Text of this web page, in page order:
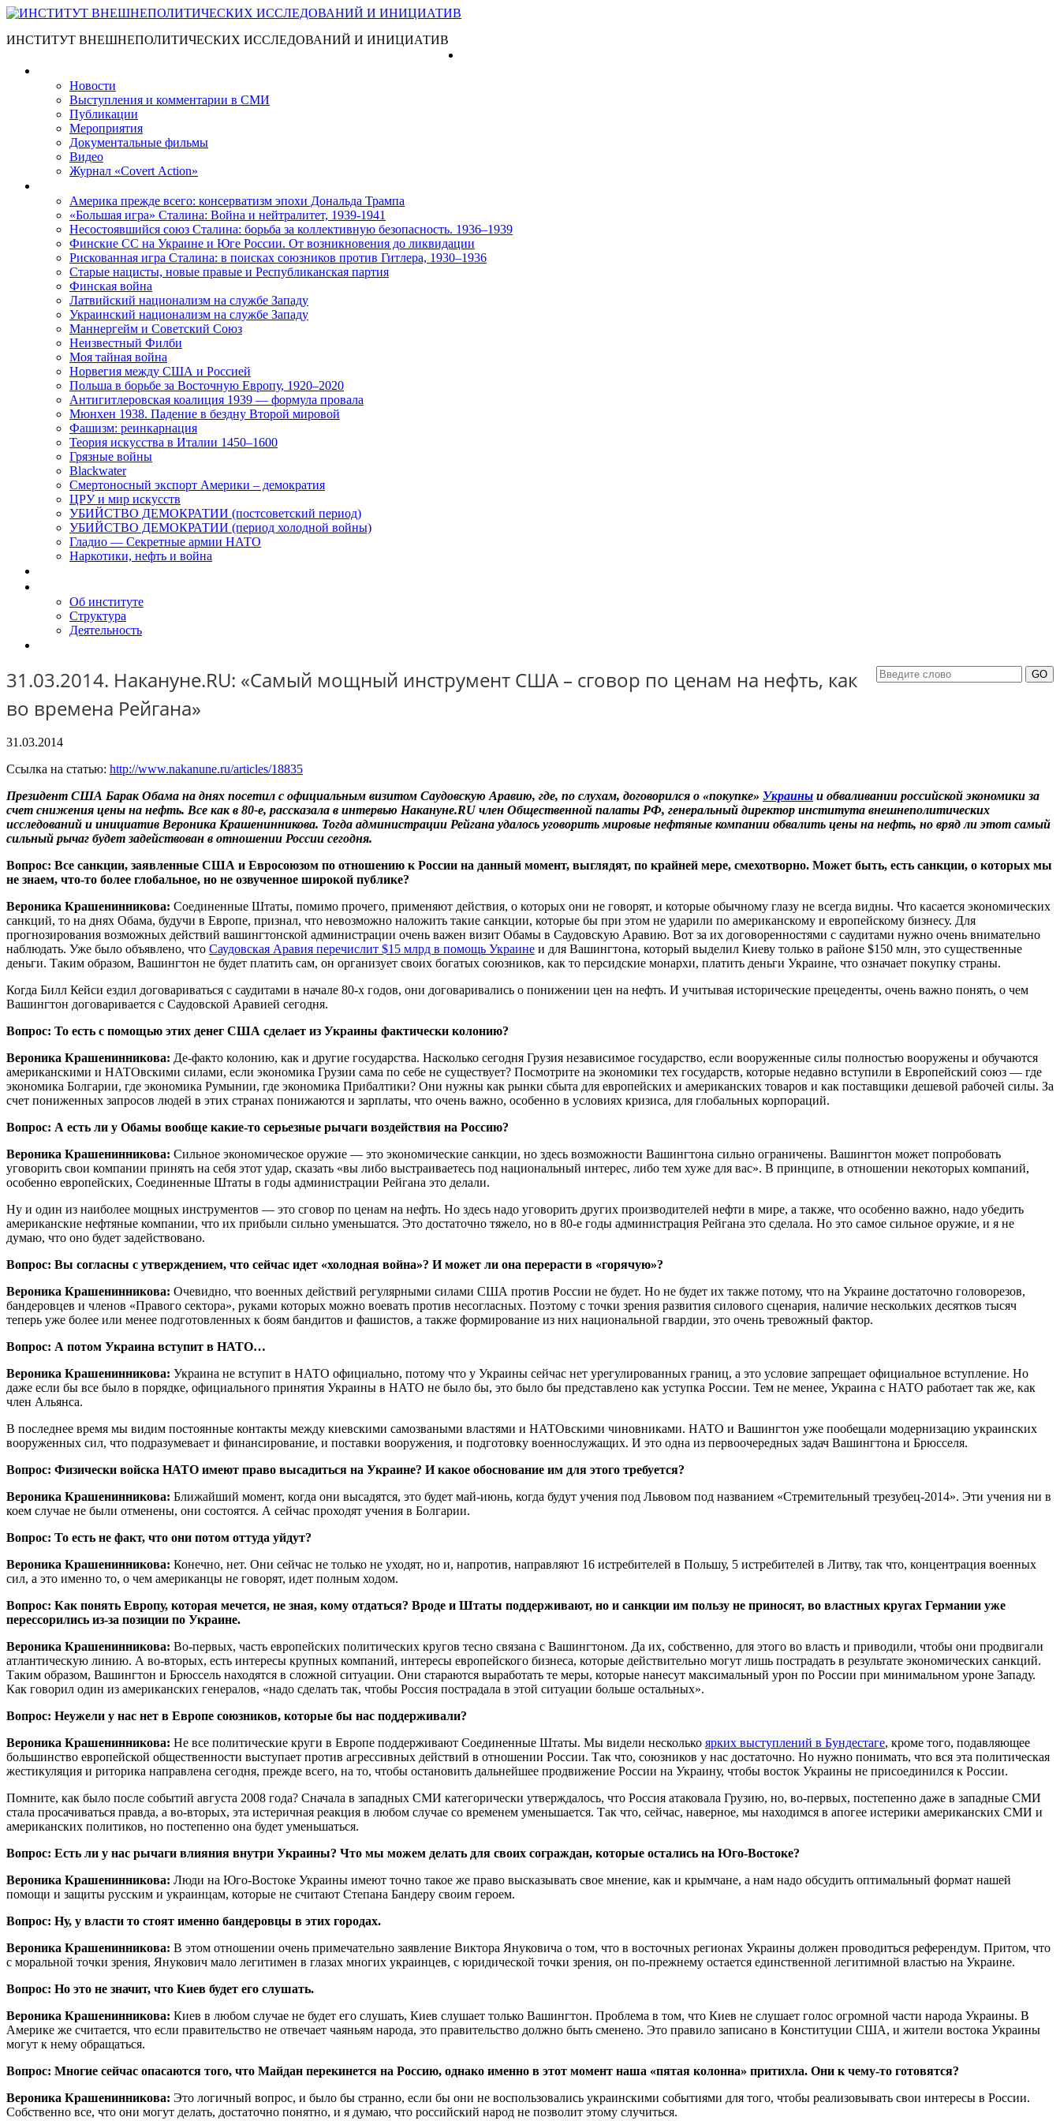
ИНСТИТУТ ВНЕШНЕПОЛИТИЧЕСКИХ ИССЛЕДОВАНИЙ И ИНИЦИАТИВ
Новости
Выступления и коммента­рии в СМИ
Публикации
Мероприятия
Документальные фильмы
Видео
Журнал «Covert Action»
Америка прежде всего: консерватизм эпохи Дональда Трампа
«Большая игра» Сталина: Война и нейтралитет, 1939-1941
Несостоявшийся союз Сталина: борьба за коллективную безопасность. 1936–1939
Финские СС на Украине и Юге России. От возникновения до ликвидации
Рискованная игра Сталина: в поисках союзников против Гитлера, 1930–1936
Старые нацисты, новые правые и Республиканская партия
Финская война
Латвийский национализм на службе Западу
Украинский национализм на службе Западу
Маннергейм и Советский Союз
Неизвестный Филби
Моя тайная война
Норвегия между США и Россией
Польша в борьбе за Восточную Европу, 1920–2020
Антигитлеровская коалиция 1939 — формула провала
Мюнхен 1938. Падение в бездну Второй мировой
Фашизм: реинкарнация
Теория искусства в Италии 1450–1600
Грязные войны
Blackwater
Смертоносный экспорт Америки – демократия
ЦРУ и мир искусств
УБИЙСТВО ДЕМОКРАТИИ (постсоветский период)
УБИЙСТВО ДЕМОКРАТИИ (период холодной войны)
Гладио — Секретные армии НАТО
Наркотики, нефть и война
Об институте
Структура
Деятельность
31.03.2014. Накануне.RU: «Самый мощный инструмент США – сговор по ценам на нефть, как
во времена Рейгана»
31.03.2014
Ссылка на статью: http://www.nakanune.ru/articles/18835
Президент США Барак Обама на днях посетил с официальным визитом Саудовскую Аравию, где, по слухам, договорился о «покупке» Украины и обваливании российской экономики за
счет снижения цены на нефть. Все как в 80-е, рассказала в интервью Накануне.RU член Общественной палаты РФ, генеральный директор института внешнеполитических
исследований и инициатив Вероника Крашенинникова. Тогда администрации Рейгана удалось уговорить мировые нефтяные компании обвалить цены на нефть, но вряд ли этот самый
сильный рычаг будет задействован в отношении России сегодня.
Вопрос: Все санкции, заявленные США и Евросоюзом по отношению к России на данный момент, выглядят, по крайней мере, смехотворно. Может быть, есть санкции, о которых мы
не знаем, что-то более глобальное, но не озвученное широкой публике?
Вероника Крашенинникова: Соединенные Штаты, помимо прочего, применяют действия, о которых они не говорят, и которые обычному глазу не всегда видны. Что касается экономических
санкций, то на днях Обама, будучи в Европе, признал, что невозможно наложить такие санкции, которые бы при этом не ударили по американскому и европейскому бизнесу. Для
прогнозирования возможных действий вашингтонской администрации очень важен визит Обамы в Саудовскую Аравию. Вот за их договоренностями с саудитами нужно очень внимательно
наблюдать. Уже было объявлено, что Саудовская Аравия перечислит $15 млрд в помощь Украине и для Вашингтона, который выделил Киеву только в районе $150 млн, это существенные
деньги. Таким образом, Вашингтон не будет платить сам, он организует своих богатых союзников, как то персидские монархи, платить деньги Украине, что означает покупку страны.
Когда Билл Кейси ездил договариваться с саудитами в начале 80-х годов, они договаривались о понижении цен на нефть. И учитывая исторические прецеденты, очень важно понять, о чем
Вашингтон договаривается с Саудовской Аравией сегодня.
Вопрос: То есть с помощью этих денег США сделает из Украины фактически колонию?
Вероника Крашенинникова: Де-факто колонию, как и другие государства. Насколько сегодня Грузия независимое государство, если вооруженные силы полностью вооружены и обучаются
американскими и НАТОвскими силами, если экономика Грузии сама по себе не существует? Посмотрите на экономики тех государств, которые недавно вступили в Европейский союз — где
экономика Болгарии, где экономика Румынии, где экономика Прибалтики? Они нужны как рынки сбыта для европейских и американских товаров и как поставщики дешевой рабочей силы. За
счет пониженных запросов людей в этих странах понижаются и зарплаты, что очень важно, особенно в условиях кризиса, для глобальных корпораций.
Вопрос: А есть ли у Обамы вообще какие-то серьезные рычаги воздействия на Россию?
Вероника Крашенинникова: Сильное экономическое оружие — это экономические санкции, но здесь возможности Вашингтона сильно ограничены. Вашингтон может попробовать
уговорить свои компании принять на себя этот удар, сказать «вы либо выстраиваетесь под национальный интерес, либо тем хуже для вас». В принципе, в отношении некоторых компаний,
особенно европейских, Соединенные Штаты в годы администрации Рейгана это делали.
Ну и один из наиболее мощных инструментов — это сговор по ценам на нефть. Но здесь надо уговорить других производителей нефти в мире, а также, что особенно важно, надо убедить
американские нефтяные компании, что их прибыли сильно уменьшатся. Это достаточно тяжело, но в 80-е годы администрация Рейгана это сделала. Но это самое сильное оружие, и я не
думаю, что оно будет задействовано.
Вопрос: Вы согласны с утверждением, что сейчас идет «холодная война»? И может ли она перерасти в «горячую»?
Вероника Крашенинникова: Очевидно, что военных действий регулярными силами США против России не будет. Но не будет их также потому, что на Украине достаточно головорезов,
бандеровцев и членов «Правого сектора», руками которых можно воевать против несогласных. Поэтому с точки зрения развития силового сценария, наличие нескольких десятков тысяч
теперь уже более или менее подготовленных к боям бандитов и фашистов, а также формирование из них национальной гвардии, это очень тревожный фактор.
Вопрос: А потом Украина вступит в НАТО…
Вероника Крашенинникова: Украина не вступит в НАТО официально, потому что у Украины сейчас нет урегулированных границ, а это условие запрещает официальное вступление. Но
даже если бы все было в порядке, официального принятия Украины в НАТО не было бы, это было бы представлено как уступка России. Тем не менее, Украина с НАТО работает так же, как
член Альянса.
В последнее время мы видим постоянные контакты между киевскими самозваными властями и НАТОвскими чиновниками. НАТО и Вашингтон уже пообещали модернизацию украинских
вооруженных сил, что подразумевает и финансирование, и поставки вооружения, и подготовку военнослужащих. И это одна из первоочередных задач Вашингтона и Брюсселя.
Вопрос: Физически войска НАТО имеют право высадиться на Украине? И какое обоснование им для этого требуется?
Вероника Крашенинникова: Ближайший момент, когда они высадятся, это будет май-июнь, когда будут учения под Львовом под названием «Стремительный трезубец-2014». Эти учения ни в
коем случае не были отменены, они состоятся. А сейчас проходят учения в Болгарии.
Вопрос: То есть не факт, что они потом оттуда уйдут?
Вероника Крашенинникова: Конечно, нет. Они сейчас не только не уходят, но и, напротив, направляют 16 истребителей в Польшу, 5 истребителей в Литву, так что, концентрация военных
сил, а это именно то, о чем американцы не говорят, идет полным ходом.
Вопрос: Как понять Европу, которая мечется, не зная, кому отдаться? Вроде и Штаты поддерживают, но и санкции им пользу не приносят, во властных кругах Германии уже
перессорились из-за позиции по Украине.
Вероника Крашенинникова: Во-первых, часть европейских политических кругов тесно связана с Вашингтоном. Да их, собственно, для этого во власть и приводили, чтобы они продвигали
атлантическую линию. А во-вторых, есть интересы крупных компаний, интересы европейского бизнеса, которые действительно могут лишь пострадать в результате экономических санкций.
Таким образом, Вашингтон и Брюссель находятся в сложной ситуации. Они стараются выработать те меры, которые нанесут максимальный урон по России при минимальном уроне Западу.
Как говорил один из американских генералов, «надо сделать так, чтобы Россия пострадала в этой ситуации больше остальных».
Вопрос: Неужели у нас нет в Европе союзников, которые бы нас поддерживали?
Вероника Крашенинникова: Не все политические круги в Европе поддерживают Соединенные Штаты. Мы видели несколько ярких выступлений в Бундестаге, кроме того, подавляющее
большинство европейской общественности выступает против агрессивных действий в отношении России. Так что, союзников у нас достаточно. Но нужно понимать, что вся эта политическая
жестикуляция и риторика направлена сегодня, прежде всего, на то, чтобы остановить дальнейшее продвижение России на Украину, чтобы восток Украины не присоединился к России.
Помните, как было после событий августа 2008 года? Сначала в западных СМИ категорически утверждалось, что Россия атаковала Грузию, но, во-первых, постепенно даже в западные СМИ
стала просачиваться правда, а во-вторых, эта истеричная реакция в любом случае со временем уменьшается. Так что, сейчас, наверное, мы находимся в апогее истерики американских СМИ и
американских политиков, но постепенно она будет уменьшаться.
Вопрос: Есть ли у нас рычаги влияния внутри Украины? Что мы можем делать для своих сограждан, которые остались на Юго-Востоке?
Вероника Крашенинникова: Люди на Юго-Востоке Украины имеют точно такое же право высказывать свое мнение, как и крымчане, а нам надо обсудить оптимальный формат нашей
помощи и защиты русским и украинцам, которые не считают Степана Бандеру своим героем.
Вопрос: Ну, у власти то стоят именно бандеровцы в этих городах.
Вероника Крашенинникова: В этом отношении очень примечательно заявление Виктора Януковича о том, что в восточных регионах Украины должен проводиться референдум. Притом, что
с моральной точки зрения, Янукович мало легитимен в глазах многих украинцев, с юридической точки зрения, он по-прежнему остается единственной легитимной властью на Украине.
Вопрос: Но это не значит, что Киев будет его слушать.
Вероника Крашенинникова: Киев в любом случае не будет его слушать, Киев слушает только Вашингтон. Проблема в том, что Киев не слушает голос огромной части народа Украины. В
Америке же считается, что если правительство не отвечает чаяньям народа, это правительство должно быть сменено. Это правило записано в Конституции США, и жители востока Украины
могут к нему обращаться.
Вопрос: Многие сейчас опасаются того, что Майдан перекинется на Россию, однако именно в этот момент наша «пятая колонна» притихла. Они к чему-то готовятся?
Вероника Крашенинникова: Это логичный вопрос, и было бы странно, если бы они не воспользовались украинскими событиями для того, чтобы реализовывать свои интересы в России.
Собственно все, что они могут делать, достаточно понятно, и я думаю, что российский народ не позволит этому случиться.